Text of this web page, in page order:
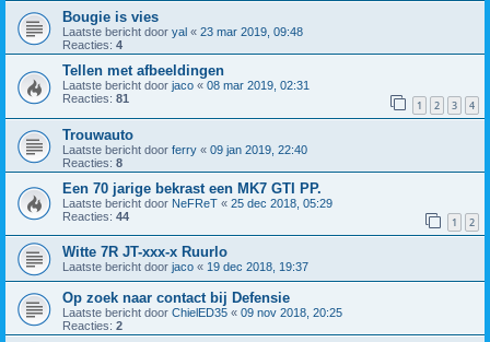
Bougie is vies
Laatste bericht door yal « 23 mar 2019, 09:48
Reacties: 4
Tellen met afbeeldingen
Laatste bericht door jaco « 08 mar 2019, 02:31
Reacties: 81 1 2 3 4
Trouwauto
Laatste bericht door ferry « 09 jan 2019, 22:40
Reacties: 8
Een 70 jarige bekrast een MK7 GTI PP.
Laatste bericht door NeFReT « 25 dec 2018, 05:29
Reacties: 44 1 2
Witte 7R JT-xxx-x Ruurlo
Laatste bericht door jaco « 19 dec 2018, 19:37
Op zoek naar contact bij Defensie
Laatste bericht door ChielED35 « 09 nov 2018, 20:25
Reacties: 2